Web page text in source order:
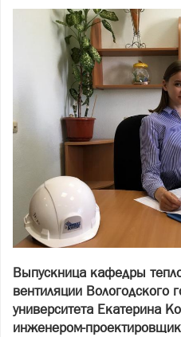
Выпускница кафедры
вентиляции Вологодского
университета Екатерина
инженером-